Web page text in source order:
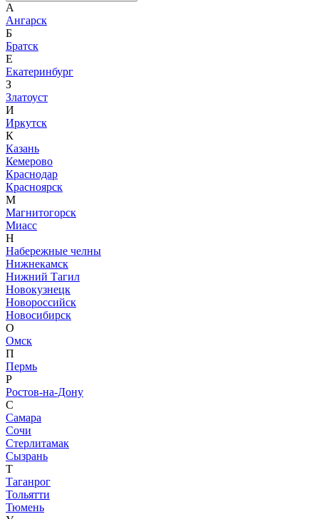
А
Ангарск
Б
Братск
Е
Екатеринбург
З
Златоуст
И
Иркутск
К
Казань
Кемерово
Краснодар
Красноярск
М
Магнитогорск
Миасс
Н
Набережные челны
Нижнекамск
Нижний Тагил
Новокузнецк
Новороссийск
Новосибирск
О
Омск
П
Пермь
Р
Ростов-на-Дону
С
Самара
Сочи
Стерлитамак
Сызрань
Т
Таганрог
Тольятти
Тюмень